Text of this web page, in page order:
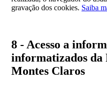
gravação dos cookies. Saiba
8 - Acesso a
informatizados da
Montes Claros